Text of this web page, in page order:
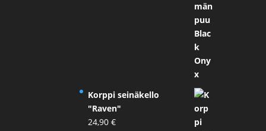
Korppi seinäkello
"Raven"
24,90€